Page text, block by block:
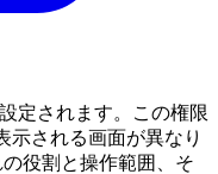
定されます。この権限
示される画面が異なり
役割と操作範囲、そ